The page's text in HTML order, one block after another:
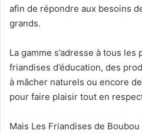
afin de répondre aux besoins
grands.
La gamme s’adresse à tous
friandises d’éducation, des
à mâcher naturels ou encore
pour faire plaisir tout en
Mais Les Friandises de Boubou